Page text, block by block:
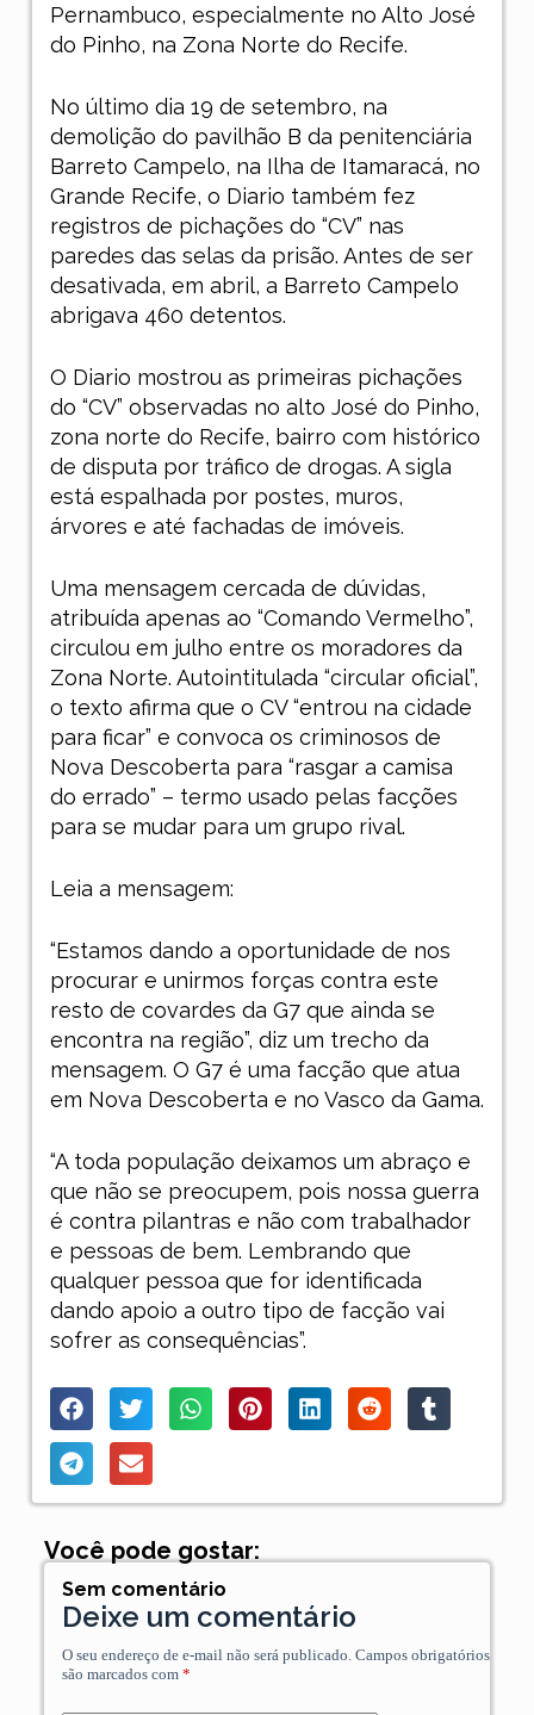
Pernambuco, especialmente no Alto José
do Pinho, na Zona Norte do Recife.
No último dia 19 de setembro, na
demolição do pavilhão B da penitenciária
Barreto Campelo, na Ilha de Itamaracá, no
Grande Recife, o Diario também fez
registros de pichações do “CV” nas
paredes das selas da prisão. Antes de ser
desativada, em abril, a Barreto Campelo
abrigava 460 detentos.
O Diario mostrou as primeiras pichações
do “CV” observadas no alto José do Pinho,
zona norte do Recife, bairro com histórico
de disputa por tráfico de drogas. A sigla
está espalhada por postes, muros,
árvores e até fachadas de imóveis.
Uma mensagem cercada de dúvidas,
atribuída apenas ao “Comando Vermelho”,
circulou em julho entre os moradores da
Zona Norte. Autointitulada “circular oficial”,
o texto afirma que o CV “entrou na cidade
para ficar” e convoca os criminosos de
Nova Descoberta para “rasgar a camisa
do errado” – termo usado pelas facções
para se mudar para um grupo rival.
Leia a mensagem:
“Estamos dando a oportunidade de nos
procurar e unirmos forças contra este
resto de covardes da G7 que ainda se
encontra na região”, diz um trecho da
mensagem. O G7 é uma facção que atua
em Nova Descoberta e no Vasco da Gama.
“A toda população deixamos um abraço e
que não se preocupem, pois nossa guerra
é contra pilantras e não com trabalhador
e pessoas de bem. Lembrando que
qualquer pessoa que for identificada
dando apoio a outro tipo de facção vai
sofrer as consequências”.
Você pode gostar:
Sem comentário
Deixe um comentário
O seu endereço de e-mail não será publicado. Campos obrigatórios
são marcados com *